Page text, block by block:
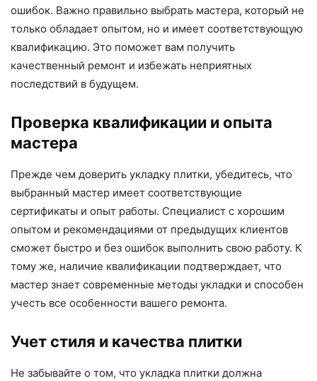
ошибок. Важно правильно выбрать мастера, который не
только обладает опытом, но и имеет соответствующую
квалификацию. Это поможет вам получить
качественный ремонт и избежать неприятных
последствий в будущем.
Проверка квалификации и опыта
мастера
Прежде чем доверить укладку плитки, убедитесь, что
выбранный мастер имеет соответствующие
сертификаты и опыт работы. Специалист с хорошим
опытом и рекомендациями от предыдущих клиентов
сможет быстро и без ошибок выполнить свою работу. К
тому же, наличие квалификации подтверждает, что
мастер знает современные методы укладки и способен
учесть все особенности вашего ремонта.
Учет стиля и качества плитки
Не забывайте о том, что укладка плитки должна